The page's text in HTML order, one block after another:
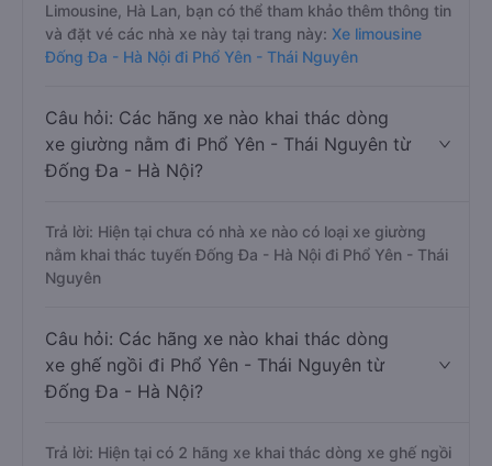
Limousine, Hà Lan, bạn có thể tham khảo thêm thông tin
và đặt vé các nhà xe này tại trang này: Xe limousine
Đống Đa - Hà Nội đi Phổ Yên - Thái Nguyên
Câu hỏi: Các hãng xe nào khai thác dòng
xe giường nằm đi Phổ Yên - Thái Nguyên từ
Đống Đa - Hà Nội?
Trả lời: Hiện tại chưa có nhà xe nào có loại xe giường
nằm khai thác tuyến Đống Đa - Hà Nội đi Phổ Yên - Thái
Nguyên
Câu hỏi: Các hãng xe nào khai thác dòng
xe ghế ngồi đi Phổ Yên - Thái Nguyên từ
Đống Đa - Hà Nội?
Trả lời: Hiện tại có 2 hãng xe khai thác dòng xe ghế ngồi